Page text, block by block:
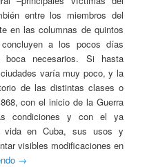
entre los miembros del
en las columnas de quintos
a los pocos días
necesarios. Si hasta
varía muy poco, y la
de las distintas clases o
con el inicio de la Guerra
condiciones y con el ya
vida en Cuba, sus usos y
visibles modificaciones en
→